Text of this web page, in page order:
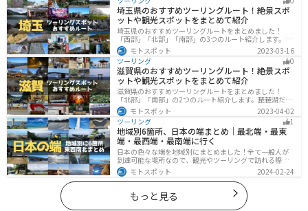
行く際は参考にしてください。
埼玉県のおすすめツーリングルート！絶景スポ
ットや観光スポットをまとめて紹介
埼玉県のおすすめツーリングルートをまとめました！
「西部」「北部」「南部」の3つのルート紹介します。自
然豊かな西側と街中の東側で違った楽しみ方ができま
す。バイクで埼玉県にツーリングに行く際は参考にして
ください。
モトスポット
2023-03-16
ツーリング
0
滋賀県のおすすめツーリングルート！絶景スポ
ットや観光スポットをまとめて紹介
滋賀県のおすすめツーリングルートをまとめました！
「北部」「南部」の2つのルート紹介します。琵琶湖だけ
でなく、比叡山ドライブウェイなどの山を楽しめるスポ
ットも多数あります。バイクで滋賀県にツーリングに行
く際は参考にしてください。
モトスポット
2023-04-02
ツーリング
1
地域別6箇所、日本の端まとめ｜最北端・最東
端・最西端・最南端に行く
日本の色々な端を地域別にまとめました！全て一般人が
到達可能な場所なので、観光やツーリングで訪れる際の
参考にしてください。
モトスポット 2024-02-24
もっと見る